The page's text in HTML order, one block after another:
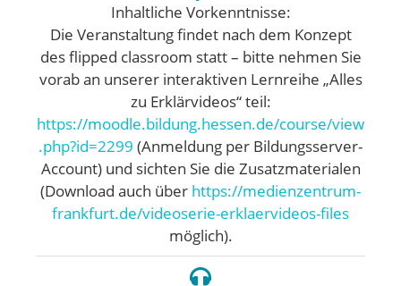
Inhaltliche Vorkenntnisse:
Die Veranstaltung findet nach dem Konzept
des flipped classroom statt – bitte nehmen Sie
vorab an unserer interaktiven Lernreihe „Alles
zu Erklärvideos“ teil:
https://moodle.bildung.hessen.de/course/view
.php?id=2299 (Anmeldung per Bildungsserver-
Account) und sichten Sie die Zusatzmaterialen
(Download auch über https://medienzentrum-
frankfurt.de/videoserie-erklaervideos-files
möglich).